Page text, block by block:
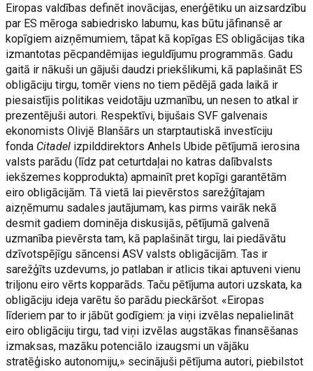
Eiropas valdības definēt inovācijas, enerģētiku un aizsardzību
par ES mēroga sabiedrisko labumu, kas būtu jāfinansē ar
kopīgiem aizņēmumiem, tāpat kā kopīgas ES obligācijas tika
izmantotas pēcpandēmijas ieguldījumu programmās. Gadu
gaitā ir nākuši un gājuši daudzi priekšlikumi, kā paplašināt ES
obligāciju tirgu, tomēr viens no tiem pēdējā gada laikā ir
piesaistījis politikas veidotāju uzmanību, un nesen to atkal ir
prezentējuši autori. Respektīvi, bijušais SVF galvenais
ekonomists Olivjē Blanšārs un starptautiskā investīciju
fonda Citadel izpilddirektors Anhels Ubide pētījumā ierosina
valsts parādu (līdz pat ceturtdaļai no katras dalībvalsts
iekšzemes kopprodukta) apmainīt pret kopīgi garantētām
eiro obligācijām. Tā vietā lai pievērstos sarežģītajam
aizņēmumu sadales jautājumam, kas pirms vairāk nekā
desmit gadiem dominēja diskusijās, pētījumā galvenā
uzmanība pievērsta tam, kā paplašināt tirgu, lai piedāvātu
dzīvotspējīgu sāncensi ASV valsts obligācijām. Tas ir
sarežģīts uzdevums, jo patlaban ir atlicis tikai aptuveni vienu
triljonu eiro vērts kopparāds. Taču pētījuma autori uzskata, ka
obligāciju ideja varētu šo parādu pieckāršot. «Eiropas
līderiem par to ir jābūt godīgiem: ja viņi izvēlas nepalielināt
eiro obligāciju tirgu, tad viņi izvēlas augstākas finansēšanas
izmaksas, mazāku potenciālo izaugsmi un vājāku
stratēģisko autonomiju,» secinājuši pētījuma autori, piebilstot